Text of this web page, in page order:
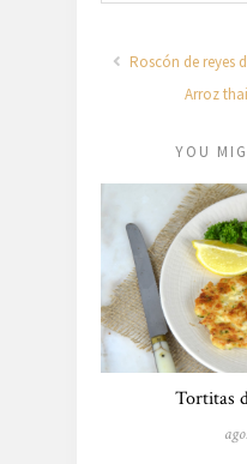
Roscón de reyes
Arroz
YOU
Tortitas